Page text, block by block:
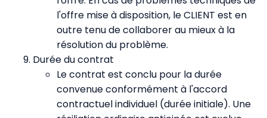
l'offre mise à disposition, le CLIENT est en
outre tenu de collaborer au mieux à la
résolution du problème.
Durée du contrat
Le contrat est conclu pour la durée
convenue conformément à l'accord
contractuel individuel (durée initiale). Une